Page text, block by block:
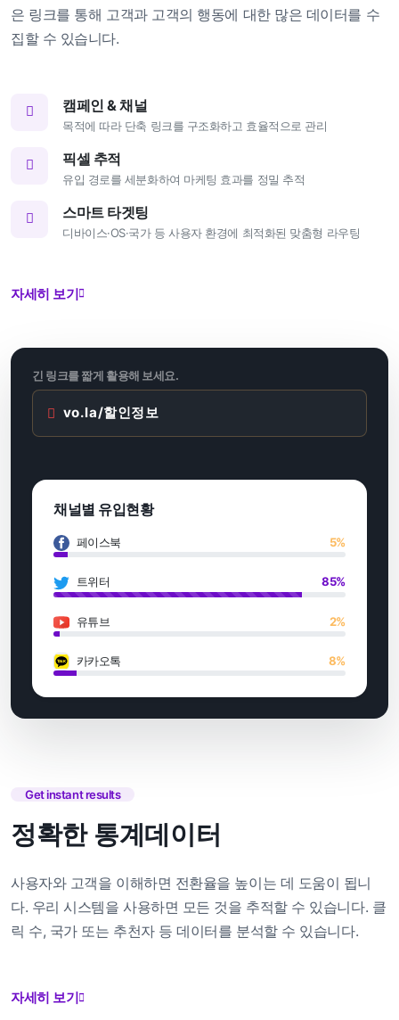
은 링크를 통해 고객과 고객의 행동에 대한 많은 데이터를 수
집할 수 있습니다.
캠페인 & 채널
목적에 따라 단축 링크를 구조화하고 효율적으로 관리
픽셀 추적
유입 경로를 세분화하여 마케팅 효과를 정밀 추적
스마트 타겟팅
디바이스·OS·국가 등 사용자 환경에 최적화된 맞춤형 라우팅
자세히 보기
긴 링크를 짧게 활용해 보세요.
vo.la/할인정보
채널별 유입현황
페이스북 5%
트위터 85%
유튜브 2%
카카오톡 8%
Get instant results
정확한 통계데이터
사용자와 고객을 이해하면 전환율을 높이는 데 도움이 됩니
다. 우리 시스템을 사용하면 모든 것을 추적할 수 있습니다. 클
릭 수, 국가 또는 추천자 등 데이터를 분석할 수 있습니다.
자세히 보기